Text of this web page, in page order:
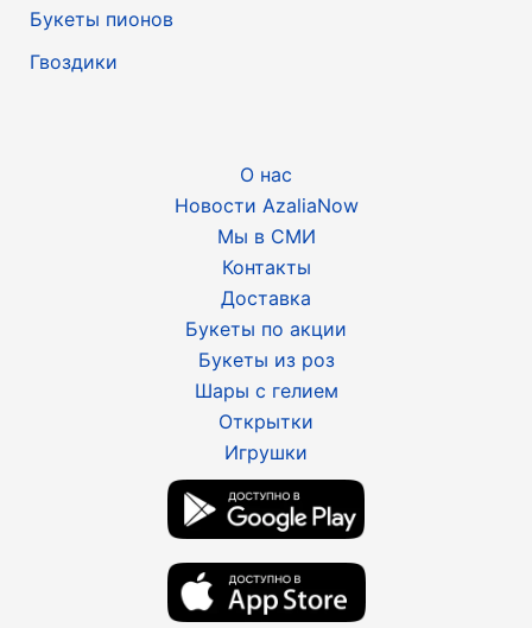
Букеты пионов
Гвоздики
О нас
Новости AzaliaNow
Мы в СМИ
Контакты
Доставка
Букеты по акции
Букеты из роз
Шары с гелием
Открытки
Игрушки